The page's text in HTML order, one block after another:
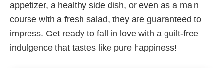
appetizer, a healthy side dish, or even as a main
course with a fresh salad, they are guaranteed to
impress. Get ready to fall in love with a guilt-free
indulgence that tastes like pure happiness!